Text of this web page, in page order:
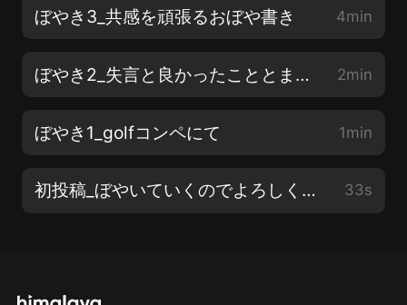
ぼやき3_共感を頑張るおぼや書き 4min
ぼやき2_失言と良かったこととまぁ相殺 2min
ぼやき1_golfコンペにて 1min
初投稿_ぼやいていくのでよろしくぅぅ… 33s